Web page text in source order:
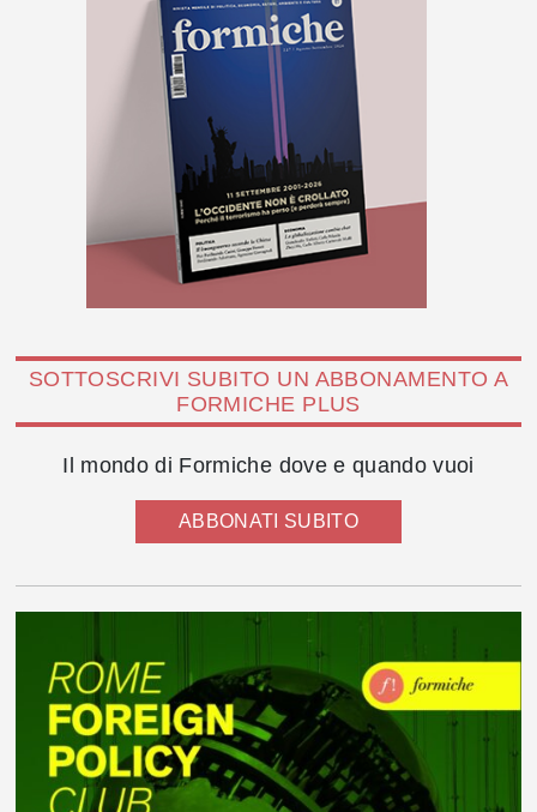
SOTTOSCRIVI SUBITO UN ABBONAMENTO A
FORMICHE PLUS
Il mondo di Formiche dove e quando vuoi
ABBONATI SUBITO